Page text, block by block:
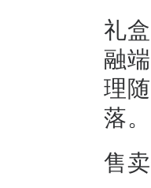
礼
融
理
落。
售